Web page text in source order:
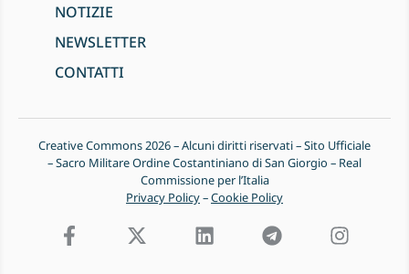
NOTIZIE
NEWSLETTER
CONTATTI
Creative Commons 2026 – Alcuni diritti riservati – Sito Ufficiale
– Sacro Militare Ordine Costantiniano di San Giorgio – Real
Commissione per l’Italia
Privacy Policy–Cookie Policy